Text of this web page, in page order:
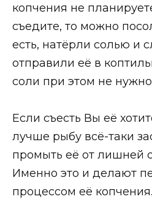
копчения не
съедите, то можно
есть, натёрли солью и
отправили её в
соли при этом не
Если съесть Вы её
лучше рыбу всё-таки
промыть её от лишней
Именно это и делают
процессом её копчения.